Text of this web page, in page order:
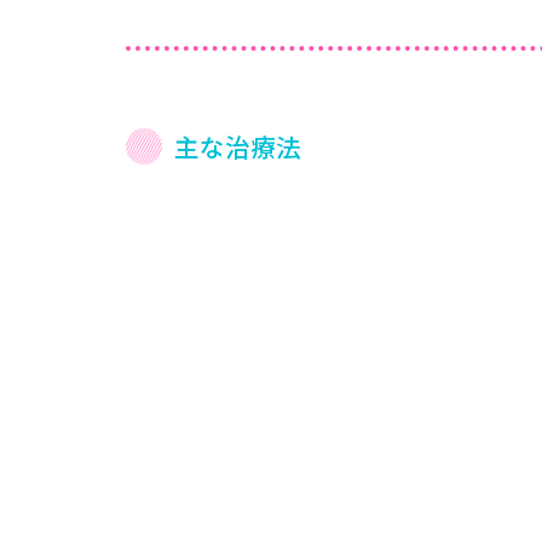
主な治療法